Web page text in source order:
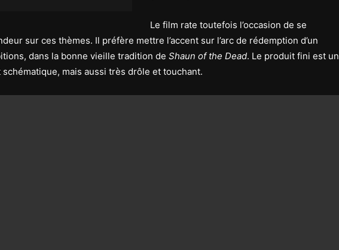
Le film rate toutefois l’occasion de se
sur ces thèmes. Il préfère mettre l’accent sur l’arc de rédemption d’un
dans la bonne vieille tradition de Shaun of the Dead. Le produit fini est un
mais aussi très drôle et touchant.